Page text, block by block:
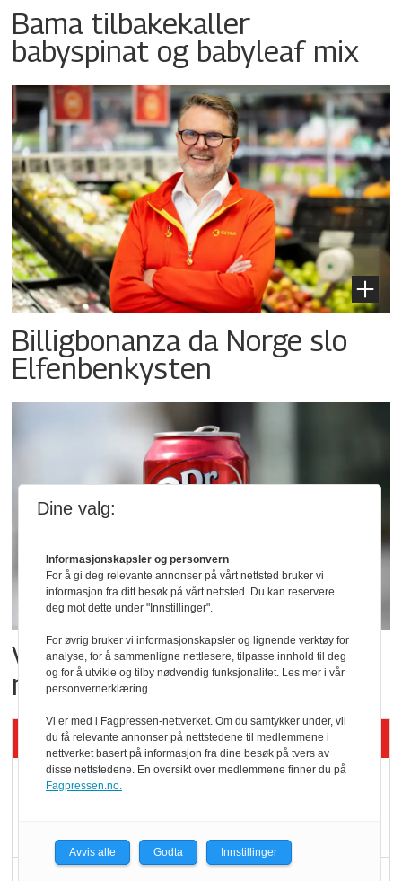
Bama tilbakekaller
babyspinat og babyleaf mix
Billigbonanza da Norge slo
Elfenbenkysten
Vil vokse i brusmarkedet
med Dr Pepper
Siste artikler - KBS
velger ladestopp
Dine valg:
Informasjonskapsler og personvern
For å gi deg relevante annonser på vårt nettsted bruker vi
informasjon fra ditt besøk på vårt nettsted. Du kan reservere
deg mot dette under "Innstillinger".
For øvrig bruker vi informasjonskapsler og lignende verktøy for
analyse, for å sammenligne nettlesere, tilpasse innhold til deg
og for å utvikle og tilby nødvendig funksjonalitet. Les mer i vår
personvernerklæring.
Vi er med i Fagpressen-nettverket. Om du samtykker under, vil
du få relevante annonser på nettstedene til medlemmene i
nettverket basert på informasjon fra dine besøk på tvers av
disse nettstedene. En oversikt over medlemmene finner du på
Fagpressen.no.
Avvis alle Godta Innstillinger